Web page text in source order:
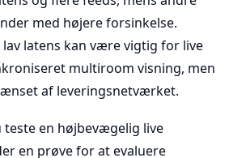
med højere forsinkelse.
lav latens kan være vigtig for live
multiroom visning, men
af leveringsnetværket.
teste en højbevægelig live
en prøve for at evaluere